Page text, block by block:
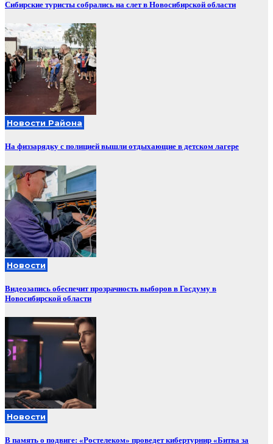
Сибирские туристы собрались на слет в Новосибирской области
Новости Района
На физзарядку с полицией вышли отдыхающие в детском лагере
Новости
Видеозапись обеспечит прозрачность выборов в Госдуму в
Новосибирской области
Новости
В память о подвиге: «Ростелеком» проведет кибертурнир «Битва за